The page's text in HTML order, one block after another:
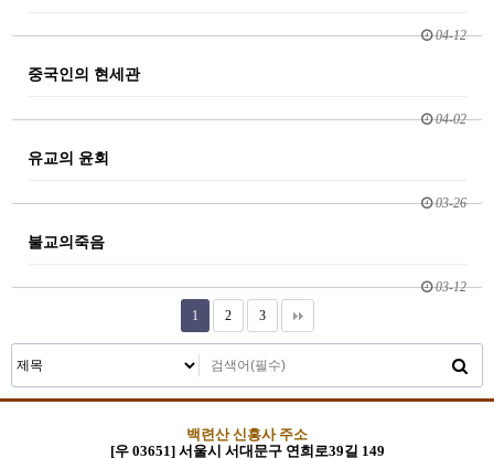
04-12
중국인의 현세관
04-02
유교의 윤회
03-26
불교의죽음
03-12
1
2 3
백련산 신흥사 주소
[우 03651] 서울시 서대문구 연희로39길 149